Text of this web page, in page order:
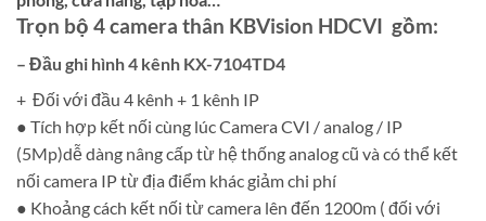
Trọn bộ 4 camera thân KBVision HDCVI gồm:
– Đầu ghi hình 4 kênh KX-7104TD4
+ Đối với đầu 4 kênh + 1 kênh IP
● Tích hợp kết nối cùng lúc Camera CVI / analog / IP
(5Mp)dễ dàng nâng cấp từ hệ thống analog cũ và có thể kết
nối camera IP từ địa điểm khác giảm chi phí
● Khoảng cách kết nối từ camera lên đến 1200m ( đối với